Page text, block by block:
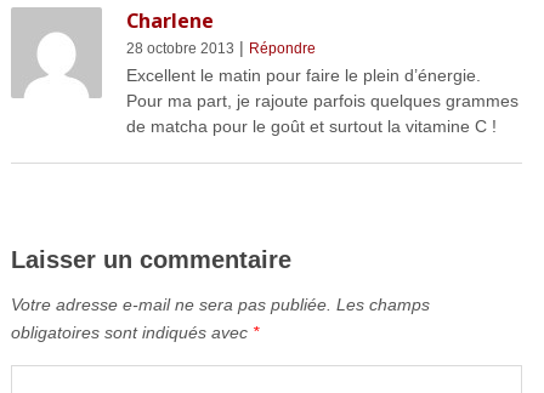
Charlene
28 octobre 2013 | Répondre
Excellent le matin pour faire le plein d’énergie.
Pour ma part, je rajoute parfois quelques grammes
de matcha pour le goût et surtout la vitamine C !
Laisser un commentaire
Votre adresse e-mail ne sera pas publiée. Les champs
obligatoires sont indiqués avec *